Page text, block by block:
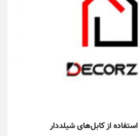
از کابل‌های شیلددار